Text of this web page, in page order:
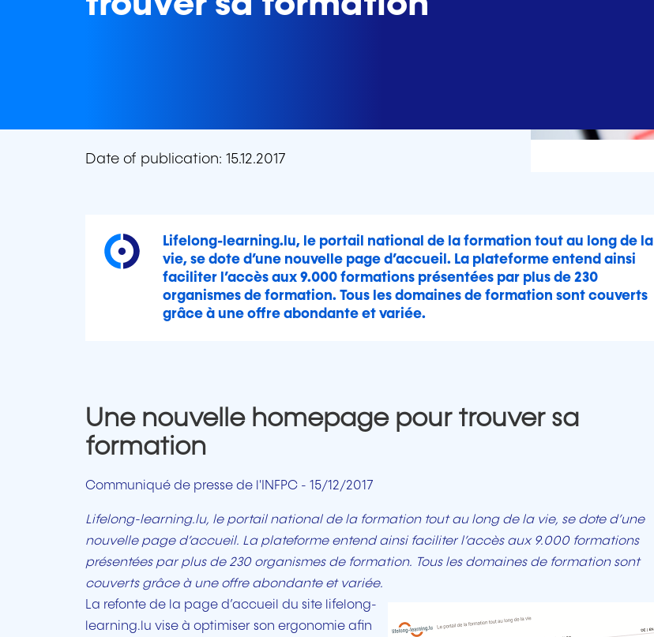
Date of publication: 15.12.2017
Lifelong-learning.lu, le portail national de la formation tout au long de la
vie, se dote d’une nouvelle page d’accueil. La plateforme entend ainsi
faciliter l’accès aux 9.000 formations présentées par plus de 230
organismes de formation. Tous les domaines de formation sont couverts
grâce à une offre abondante et variée.
Une nouvelle homepage pour trouver sa
formation
Communiqué de presse de l'INFPC - 15/12/2017
Lifelong-learning.lu, le portail national de la formation tout au long de la vie, se dote d’une
nouvelle page d’accueil. La plateforme entend ainsi faciliter l’accès aux 9.000 formations
présentées par plus de 230 organismes de formation. Tous les domaines de formation sont
couverts grâce à une offre abondante et variée.
La refonte de la page d’accueil du site lifelong-
learning.lu vise à optimiser son ergonomie afin